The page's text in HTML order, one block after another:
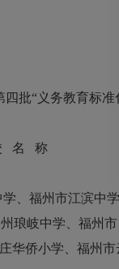
批“义务教育标准
名 称
学、福州市江滨
琅岐中学、福州
华侨小学、福州